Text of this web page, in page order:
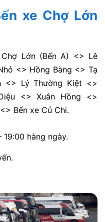
xe Chợ Lớn
Lớn (Bến A) <> Lê
<> Hồng Bàng <> Tạ
<> Lý Thường Kiệt <>
<> Xuân Hồng <>
Bến xe Củ Chi.
19:00 hàng ngày.